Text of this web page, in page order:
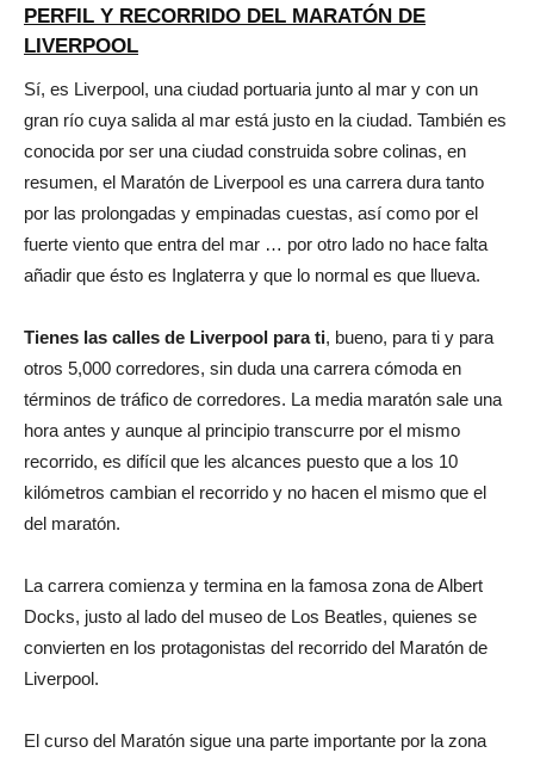
PERFIL Y RECORRIDO DEL MARATÓN DE
LIVERPOOL
Sí, es Liverpool, una ciudad portuaria junto al mar y con un
gran río cuya salida al mar está justo en la ciudad. También es
conocida por ser una ciudad construida sobre colinas, en
resumen, el Maratón de Liverpool es una carrera dura tanto
por las prolongadas y empinadas cuestas, así como por el
fuerte viento que entra del mar … por otro lado no hace falta
añadir que ésto es Inglaterra y que lo normal es que llueva.
Tienes las calles de Liverpool para ti, bueno, para ti y para
otros 5,000 corredores, sin duda una carrera cómoda en
términos de tráfico de corredores. La media maratón sale una
hora antes y aunque al principio transcurre por el mismo
recorrido, es difícil que les alcances puesto que a los 10
kilómetros cambian el recorrido y no hacen el mismo que el
del maratón.
La carrera comienza y termina en la famosa zona de Albert
Docks, justo al lado del museo de Los Beatles, quienes se
convierten en los protagonistas del recorrido del Maratón de
Liverpool.
El curso del Maratón sigue una parte importante por la zona